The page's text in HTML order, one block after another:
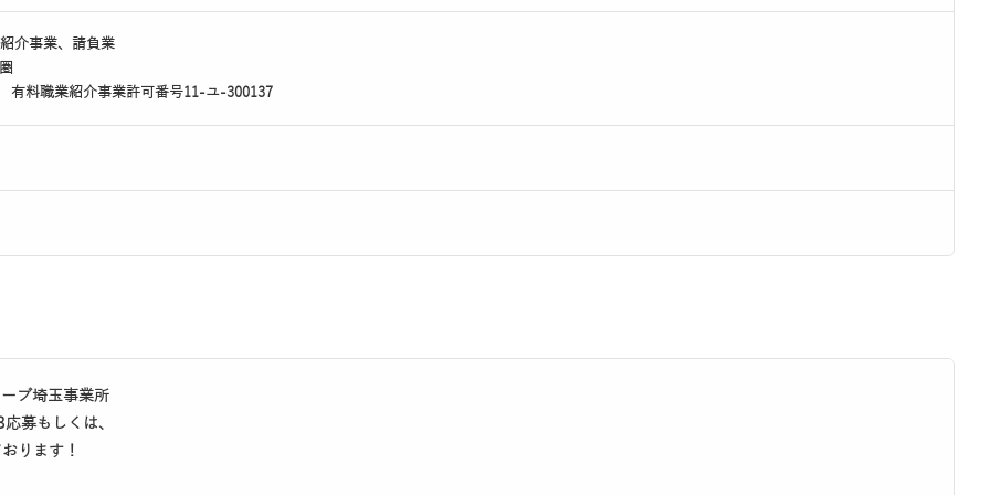
介事業、請負業
料職業紹介事業許可番号11-ユ-300137
フレーブ埼玉事業所
募もしくは、
ります！